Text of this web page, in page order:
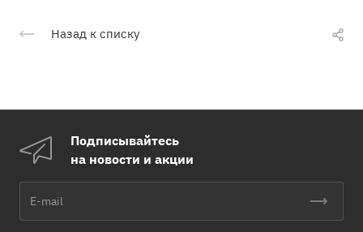
Назад к списку
Подписывайтесь
на новости и акции